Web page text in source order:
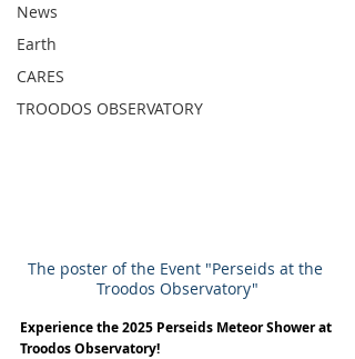
News
Earth
CARES
TROODOS OBSERVATORY
The poster of the Event "Perseids at the
Troodos Observatory"
Experience the 2025 Perseids Meteor Shower at
Troodos Observatory!